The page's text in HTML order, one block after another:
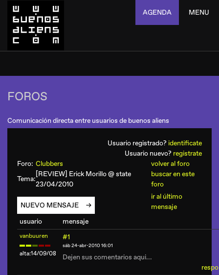
AGENDA MENU
FOROS
Comunicación directa entre usuarios de buenos aliens
Usuario registrado? identificate
Usuario nuevo? registrate
Foro: Clubbers
volver al foro
Tema:
[REVIEW] Erick Morillo @ state
23/04/2010
buscar en este
foro
NUEVO MENSAJE
ir al último
mensaje
usuario
mensaje
vanbuuren
alta:14/09/08
#1
sáb 24-abr-2010 16:01
Dejen sus comentarios aqui...